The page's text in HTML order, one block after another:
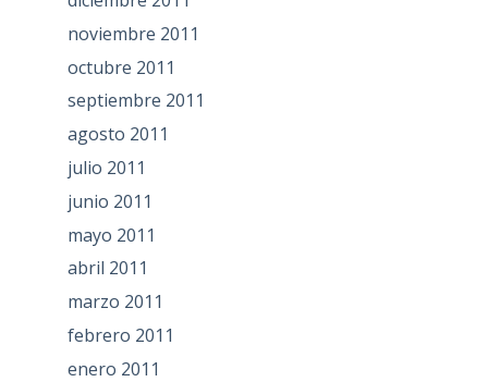
noviembre 2011
octubre 2011
septiembre 2011
agosto 2011
julio 2011
junio 2011
mayo 2011
abril 2011
marzo 2011
febrero 2011
enero 2011